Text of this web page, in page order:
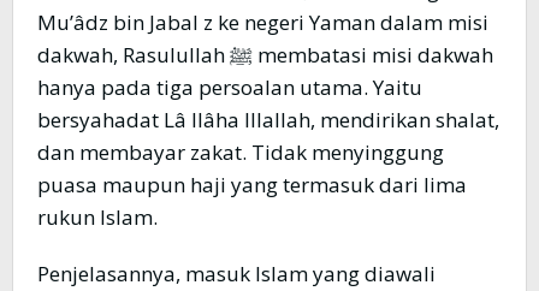
Mu’âdz bin Jabal z ke negeri Yaman dalam misi
dakwah, Rasulullah ﷺ membatasi misi dakwah
hanya pada tiga persoalan utama. Yaitu
bersyahadat Lâ Ilâha Illallah, mendirikan shalat,
dan membayar zakat. Tidak menyinggung
puasa maupun haji yang termasuk dari lima
rukun Islam.
Penjelasannya, masuk Islam yang diawali